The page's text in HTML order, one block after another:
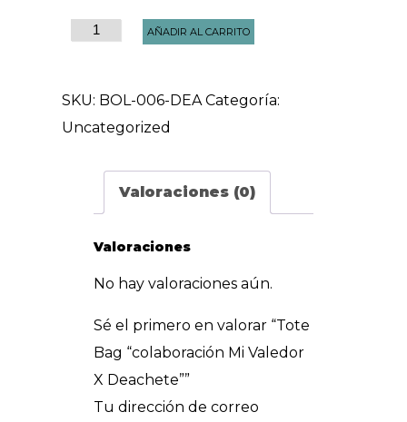
Tote
Valedor
Deachete"
AÑADIR AL CARRITO
SKU: BOL-006-DEA Categoría:
Uncategorized
Valoraciones (0)
Valoraciones
No hay valoraciones aún.
Sé el primero en valorar “Tote
Bag “colaboración Mi Valedor
X Deachete””
Tu dirección de correo